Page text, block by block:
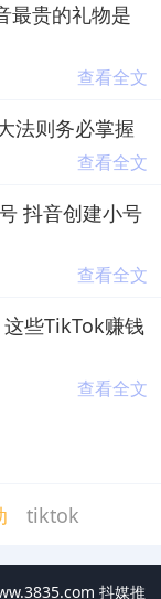
最贵的礼物是
查看全文
法则务必掌握
查看全文
抖音创建小号
查看全文
些TikTok赚钱
查看全文
tiktok
抖媒推